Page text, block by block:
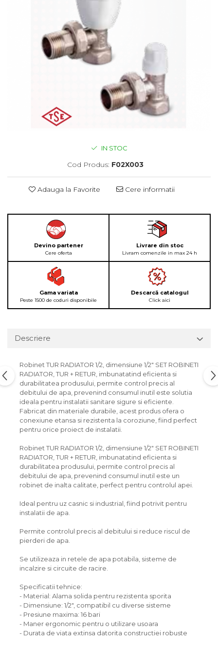
IN STOC
Cod Produs: F02X003
Adauga la Favorite Cere informatii
Devino partener
Cere oferta
Livrare din stoc
Livram comenzile in max 24 h
Gama variata
Peste 1500 de coduri disponibile
Descarcă catalogul
Click aici
Descriere
Robinet TUR RADIATOR 1/2, dimensiune 1/2" SET ROBINETI
RADIATOR, TUR + RETUR, imbunatatind eficienta si
durabilitatea produsului, permite control precis al
debitului de apa, prevenind consumul inutil este solutia
ideala pentru instalatii sanitare sigure si eficiente.
Fabricat din materiale durabile, acest produs ofera o
conexiune etansa si rezistenta la coroziune, fiind perfect
pentru orice proiect de instalatii.
Robinet TUR RADIATOR 1/2, dimensiune 1/2" SET ROBINETI
RADIATOR, TUR + RETUR, imbunatatind eficienta si
durabilitatea produsului, permite control precis al
debitului de apa, prevenind consumul inutil este un
robinet de inalta calitate, perfect pentru controlul apei.
Ideal pentru uz casnic si industrial, fiind potrivit pentru
instalatii de apa.
Permite controlul precis al debitului si reduce riscul de
pierderi de apa.
Se utilizeaza in retele de apa potabila, sisteme de
incalzire si circuite de racire.
Specificatii tehnice:
- Material: Alama solida pentru rezistenta sporita
- Dimensiune: 1/2", compatibil cu diverse sisteme
- Presiune maxima: 16 bari
- Maner ergonomic pentru o utilizare usoara
- Durata de viata extinsa datorita constructiei robuste